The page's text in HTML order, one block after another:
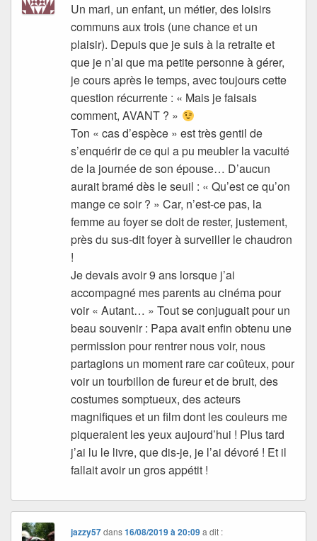
Un mari, un enfant, un métier, des loisirs
communs aux trois (une chance et un
plaisir). Depuis que je suis à la retraite et
que je n’ai que ma petite personne à gérer,
je cours après le temps, avec toujours cette
question récurrente : « Mais je faisais
comment, AVANT ? »
Ton « cas d’espèce » est très gentil de
s’enquérir de ce qui a pu meubler la vacuité
de la journée de son épouse… D’aucun
aurait bramé dès le seuil : « Qu’est ce qu’on
mange ce soir ? » Car, n’est-ce pas, la
femme au foyer se doit de rester, justement,
près du sus-dit foyer à surveiller le chaudron
!
Je devais avoir 9 ans lorsque j’ai
accompagné mes parents au cinéma pour
voir « Autant… » Tout se conjuguait pour un
beau souvenir : Papa avait enfin obtenu une
permission pour rentrer nous voir, nous
partagions un moment rare car coûteux, pour
voir un tourbillon de fureur et de bruit, des
costumes somptueux, des acteurs
magnifiques et un film dont les couleurs me
piqueraient les yeux aujourd’hui ! Plus tard
j’ai lu le livre, que dis-je, je l’ai dévoré ! Et il
fallait avoir un gros appétit !
jazzy57dans16/08/2019 à 20:09 a dit :